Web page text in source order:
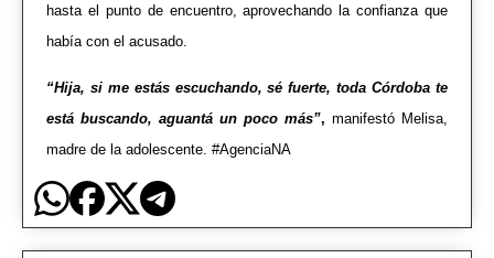
hasta el punto de encuentro, aprovechando la confianza que
había con el acusado.
“Hija, si me estás escuchando, sé fuerte, toda Córdoba te
está buscando, aguantá un poco más”, manifestó Melisa,
madre de la adolescente. #AgenciaNA